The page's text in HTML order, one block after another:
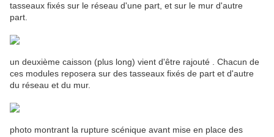
tasseaux fixés sur le réseau d'une part, et sur le mur d'autre
part.
un deuxième caisson (plus long) vient d'être rajouté . Chacun de
ces modules reposera sur des tasseaux fixés de part et d'autre
du réseau et du mur.
photo montrant la rupture scénique avant mise en place des